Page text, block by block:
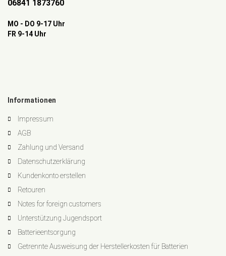
06841 1873760
MO - DO 9-17 Uhr
FR 9-14 Uhr
Informationen
Impressum
AGB
Zahlung und Versand
Datenschutzerklärung
Kundenkonto erstellen
Retouren
Notes for foreign customers
Unterstützung Jugendsport
Batterieentsorgung
Getrennte Ausweisung der Herstellerkosten für Batterien